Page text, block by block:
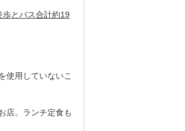
歩とバス合計約19
使用していないこ
店。ランチ定食も